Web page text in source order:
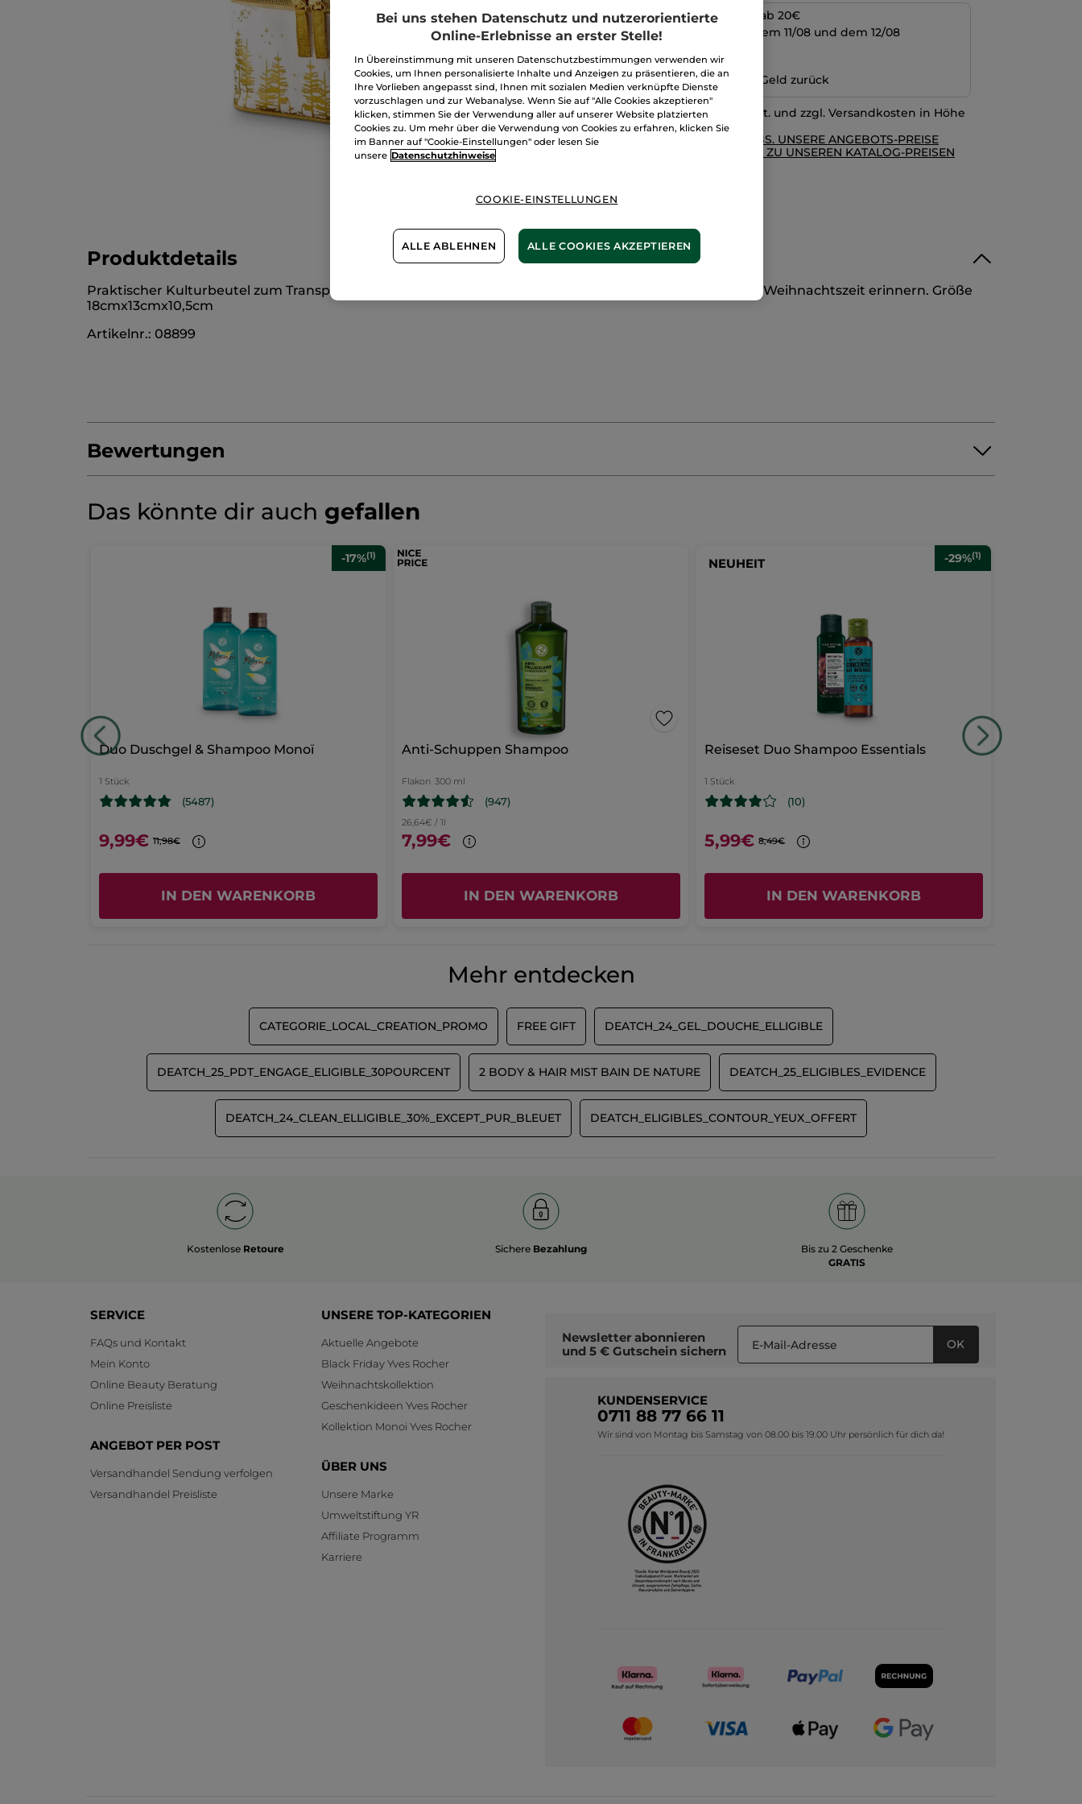
Freie Versandkosten ab 20€
Lieferung zwischen dem 11/08 und dem 12/08
Sichere Zahlung
100 % zufrieden oder Geld zurück
Preisangaben inkl. MwSt. und zzgl. Versandkosten in Höhe
von 3,99 €.
ES GELTEN UNSERE AGBS. UNSERE ANGEBOTS-PREISE
WERDEN IM VERGLEICH ZU UNSEREN KATALOG-PREISEN
Produktdetails
Praktischer Kulturbeutel zum Transport deiner Beauty-Utensilien. Dekoration und Design, die an diese Weihnachtszeit erinnern. Größe
18cmx13cmx10,5cm
Artikelnr.: 08899
Bewertungen
★★★★★
★★★★★
Beurteilungswert
Das könnte dir auch gefallen
-17%(1)
Duo Duschgel & Shampoo Monoï
1 Stück
(5487)
9,99€ 11,98€
IN DEN WARENKORB
Anti-Schuppen Shampoo
Flakon 300 ml
(947)
26,64€ / 1l
7,99€
IN DEN WARENKORB
NEUHEIT -29%(1)
Reiseset Duo Shampoo Essentials
1 Stück
(10)
5,99€ 8,49€
IN DEN WARENKORB
Mehr entdecken
CATEGORIE_LOCAL_CREATION_PROMO FREE GIFT DEATCH_24_GEL_DOUCHE_ELLIGIBLE
DEATCH_25_PDT_ENGAGE_ELIGIBLE_30POURCENT 2 BODY & HAIR MIST BAIN DE NATURE DEATCH_25_ELIGIBLES_EVIDENCE
DEATCH_24_CLEAN_ELLIGIBLE_30%_EXCEPT_PUR_BLEUET DEATCH_ELIGIBLES_CONTOUR_YEUX_OFFERT
Kostenlose Retoure Sichere Bezahlung
Bis zu 2 Geschenke
GRATIS
SERVICE
FAQs und Kontakt
Mein Konto
Online Beauty Beratung
Online Preisliste
ANGEBOT PER POST
Versandhandel Sendung verfolgen
Versandhandel Preisliste
UNSERE TOP-KATEGORIEN
Aktuelle Angebote
Black Friday Yves Rocher
Weihnachtskollektion
Geschenkideen Yves Rocher
Kollektion Monoi Yves Rocher
ÜBER UNS
Unsere Marke
Umweltstiftung YR
Affiliate Programm
Karriere
Newsletter abonnieren
und 5 € Gutschein sichern OK
KUNDENSERVICE
0711 88 77 66 11
Wir sind von Montag bis Samstag von 08.00 bis 19.00 Uhr persönlich für dich da!
Bei uns stehen Datenschutz und nutzerorientierte
Online-Erlebnisse an erster Stelle!
In Übereinstimmung mit unseren Datenschutzbestimmungen verwenden wir
Cookies, um Ihnen personalisierte Inhalte und Anzeigen zu präsentieren, die an
Ihre Vorlieben angepasst sind, Ihnen mit sozialen Medien verknüpfte Dienste
vorzuschlagen und zur Webanalyse. Wenn Sie auf "Alle Cookies akzeptieren"
klicken, stimmen Sie der Verwendung aller auf unserer Website platzierten
Cookies zu. Um mehr über die Verwendung von Cookies zu erfahren, klicken Sie
im Banner auf "Cookie-Einstellungen" oder lesen Sie
unsere Datenschutzhinweise
COOKIE-EINSTELLUNGEN
ALLE ABLEHNEN ALLE COOKIES AKZEPTIEREN